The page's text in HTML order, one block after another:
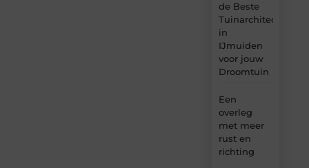
de Beste
Tuinarchitect
in
IJmuiden
voor jouw
Droomtuin
Een
overleg
met meer
rust en
richting